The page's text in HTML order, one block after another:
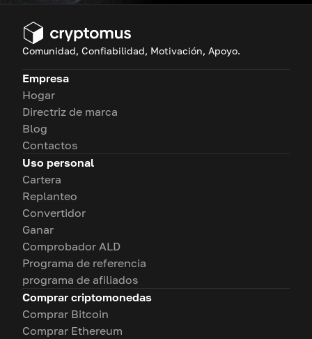
Comunidad, Confiabilidad, Motivación, Apoyo.
Empresa
Hogar
Directriz de marca
Blog
Contactos
Uso personal
Cartera
Replanteo
Convertidor
Ganar
Comprobador ALD
Programa de referencia
programa de afiliados
Comprar criptomonedas
Comprar Bitcoin
Comprar Ethereum